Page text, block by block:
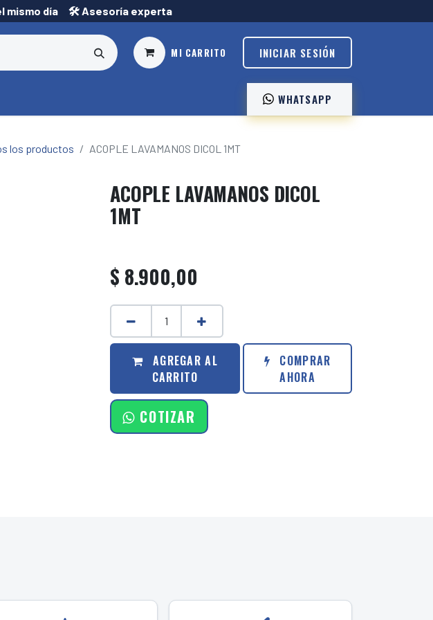
mismo día 🛠️ Asesoría experta
MI CARRITO INICIAR SESIÓN
WHATSAPP ️
los productos ACOPLE LAVAMANOS DICOL 1MT
ACOPLE LAVAMANOS DICOL
1MT
$ 8.900,00
AGREGAR AL
CARRITO
COMPRAR
AHORA
COTIZAR